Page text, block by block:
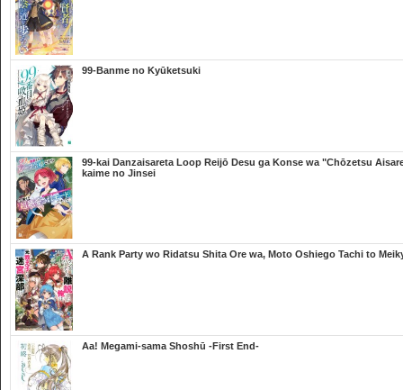
99-Banme no Kyūketsuki
99-kai Danzaisareta Loop Reijō Desu ga Konse wa "Chōzetsu
kaime no Jinsei
A Rank Party wo Ridatsu Shita Ore wa, Moto Oshiego Tachi to
Aa! Megami-sama Shoshū -First End-